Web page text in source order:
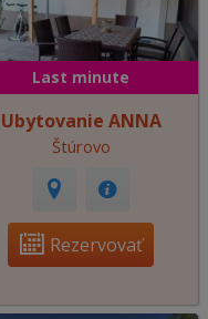
Last minute
Ubytovanie ANNA
Štúrovo
Rezervovať